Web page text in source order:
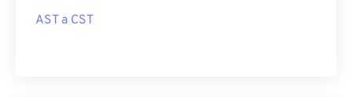
AST a CST